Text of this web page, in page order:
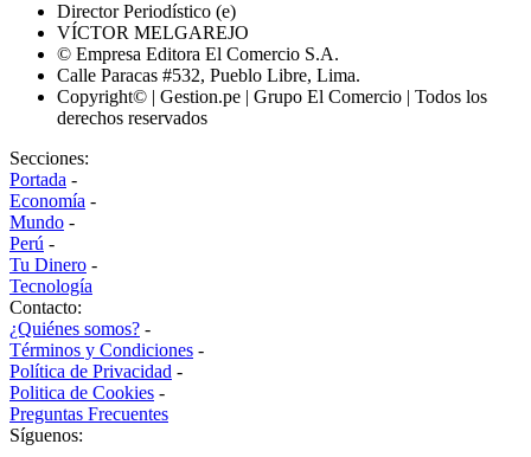
Director Periodístico (e)
VÍCTOR MELGAREJO
© Empresa Editora El Comercio S.A.
Calle Paracas #532, Pueblo Libre, Lima.
Copyright© | Gestion.pe | Grupo El Comercio | Todos los
derechos reservados
Secciones:
Portada -
Economía -
Mundo -
Perú -
Tu Dinero -
Tecnología
Contacto:
¿Quiénes somos? -
Términos y Condiciones -
Política de Privacidad -
Politica de Cookies -
Preguntas Frecuentes
Síguenos: